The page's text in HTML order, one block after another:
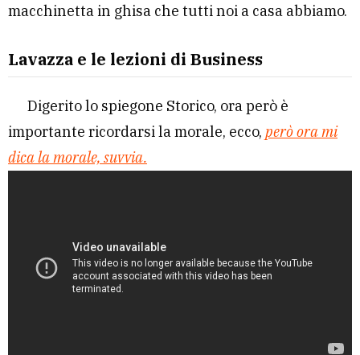
macchinetta in ghisa che tutti noi a casa abbiamo.
Lavazza e le lezioni di Business
Digerito lo spiegone Storico, ora però è
importante ricordarsi la morale, ecco, però ora mi
dica la morale, suvvia.